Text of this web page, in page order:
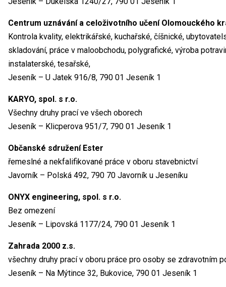
Centrum uznávání a celoživotního učení Olomouckého
Kontrola kvality, elektrikářské, kuchařské, číšnické,
skladování, práce v maloobchodu, polygrafické, výroba
instalaterské, tesařské,
Jeseník – U Jatek 916/8, 790 01 Jeseník 1
KARYO, spol. s r.o.
Všechny druhy prací ve všech oborech
Jeseník – Klicperova 951/7, 790 01 Jeseník 1
Občanské sdružení Ester
řemeslné a nekfalifikované práce v oboru stavebnictví
Javorník – Polská 492, 790 70 Javorník u Jeseníku
ONYX engineering, spol. s r.o.
Bez omezení
Jeseník – Lipovská 1177/24, 790 01 Jeseník 1
Zahrada 2000 z.s.
všechny druhy prací v oboru práce pro osoby se zdravotním
Jeseník – Na Mýtince 32, Bukovice, 790 01 Jeseník 1